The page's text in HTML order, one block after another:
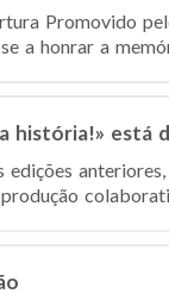
Promovido
a honrar a
história!» está
edições